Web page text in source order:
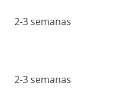
2-3 semanas
2-3 semanas